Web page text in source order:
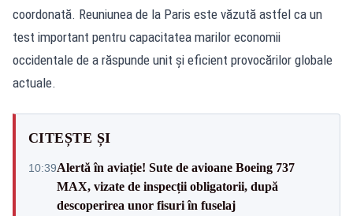
coordonată. Reuniunea de la Paris este văzută astfel ca un
test important pentru capacitatea marilor economii
occidentale de a răspunde unit și eficient provocărilor globale
actuale.
CITEȘTE ȘI
10:39Alertă în aviație! Sute de avioane Boeing 737
MAX, vizate de inspecții obligatorii, după
descoperirea unor fisuri în fuselaj